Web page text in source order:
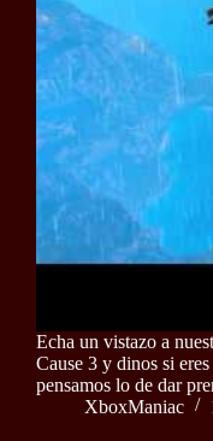
Echa un vistazo a
Cause 3 y dinos si
pensamos lo de dar
XboxManiac